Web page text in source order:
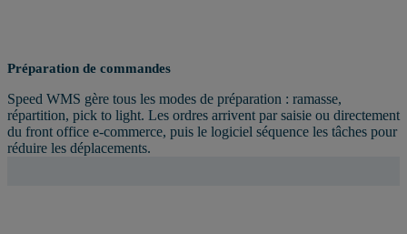
Préparation de commandes
Speed WMS gère tous les modes de préparation : ramasse,
répartition, pick to light. Les ordres arrivent par saisie ou directement
du front office e-commerce, puis le logiciel séquence les tâches pour
réduire les déplacements.